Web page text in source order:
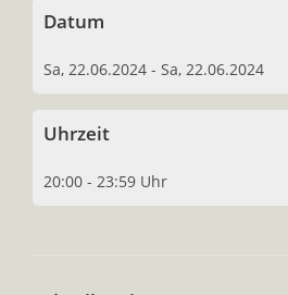
Datum
Sa, 22.06.2024 - Sa, 22.06.2024
Uhrzeit
20:00 - 23:59 Uhr